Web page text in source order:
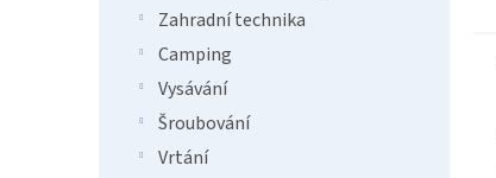
Zahradní technika
Camping
Vysávání
Šroubování
Vrtání